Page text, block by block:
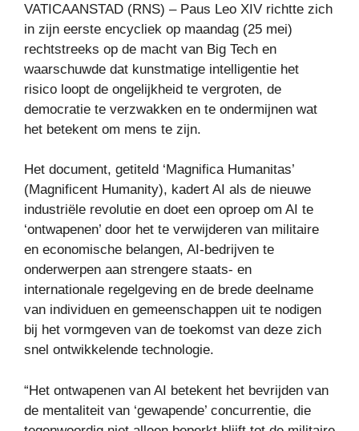
VATICAANSTAD (RNS) – Paus Leo XIV richtte zich
in zijn eerste encycliek op maandag (25 mei)
rechtstreeks op de macht van Big Tech en
waarschuwde dat kunstmatige intelligentie het
risico loopt de ongelijkheid te vergroten, de
democratie te verzwakken en te ondermijnen wat
het betekent om mens te zijn.
Het document, getiteld ‘Magnifica Humanitas’
(Magnificent Humanity), kadert AI als de nieuwe
industriële revolutie en doet een oproep om AI te
‘ontwapenen’ door het te verwijderen van militaire
en economische belangen, AI-bedrijven te
onderwerpen aan strengere staats- en
internationale regelgeving en de brede deelname
van individuen en gemeenschappen uit te nodigen
bij het vormgeven van de toekomst van deze zich
snel ontwikkelende technologie.
“Het ontwapenen van AI betekent het bevrijden van
de mentaliteit van ‘gewapende’ concurrentie, die